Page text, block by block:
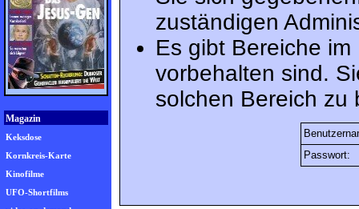
Magazin
Keksdose
Kornkreis-Karte
Kinofilme
UFO-Shortfilms
zuständigen
Es gibt Bereiche
vorbehalten sind.
solchen Bereich zu
Passwort: